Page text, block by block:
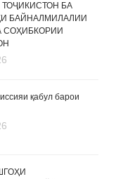
БА
БАЙНАЛМИЛАЛИИ
СОҲИБКОРИИ
қабул барои